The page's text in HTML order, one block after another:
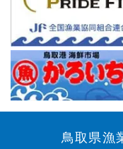
鳥取県漁